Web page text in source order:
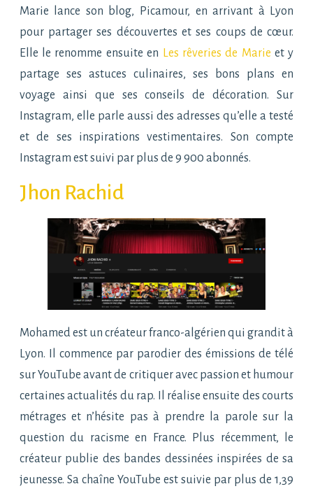
Marie lance son blog, Picamour, en arrivant à Lyon
pour partager ses découvertes et ses coups de cœur.
Elle le renomme ensuite en Les rêveries de Marie et y
partage ses astuces culinaires, ses bons plans en
voyage ainsi que ses conseils de décoration. Sur
Instagram, elle parle aussi des adresses qu’elle a testé
et de ses inspirations vestimentaires. Son compte
Instagram est suivi par plus de 9 900 abonnés.
Jhon Rachid
Mohamed est un créateur franco-algérien qui grandit à
Lyon. Il commence par parodier des émissions de télé
sur YouTube avant de critiquer avec passion et humour
certaines actualités du rap. Il réalise ensuite des courts
métrages et n’hésite pas à prendre la parole sur la
question du racisme en France. Plus récemment, le
créateur publie des bandes dessinées inspirées de sa
jeunesse. Sa chaîne YouTube est suivie par plus de 1,39